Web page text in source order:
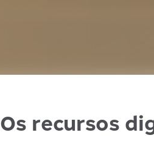
Os recursos